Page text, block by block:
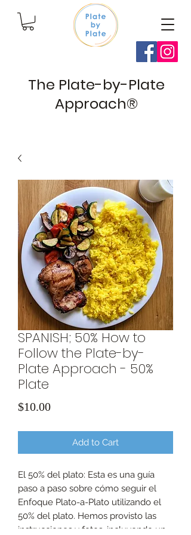
The Plate-by-Plate
Approach®
SPANISH; 50% How to
Follow the Plate-by-
Plate Approach - 50%
Plate
$10.00Price
Add to Cart
El 50% del plato: Esta es una guía
paso a paso sobre cómo seguir el
Enfoque Plato-a-Plato utilizando el
50% del plato. Hemos provisto las
instrucciones y fotos, incluyendo un